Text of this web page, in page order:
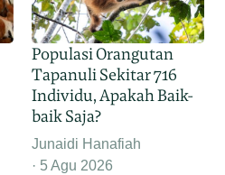
Populasi Orangutan
Tapanuli Sekitar 716
Individu, Apakah Baik-
baik Saja?
Junaidi Hanafiah
5 Agu 2026